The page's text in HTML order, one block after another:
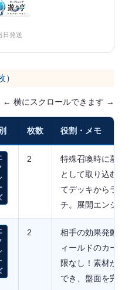
日発送
← 横にスクロールできます →
枚数 役割・メモ
2
特殊召喚時に墓地
として取り込む。
てデッキからライ
チ。展開エンジン
2
相手の効果発動時
ィールドのカード
限なし！素材が続
でき、盤面を完全